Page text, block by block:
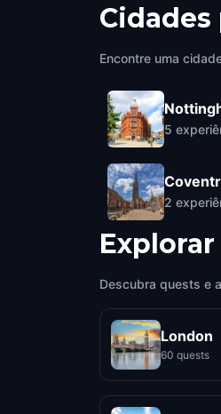
Encontre uma
5
2
Descubra quests e
London
60 quests